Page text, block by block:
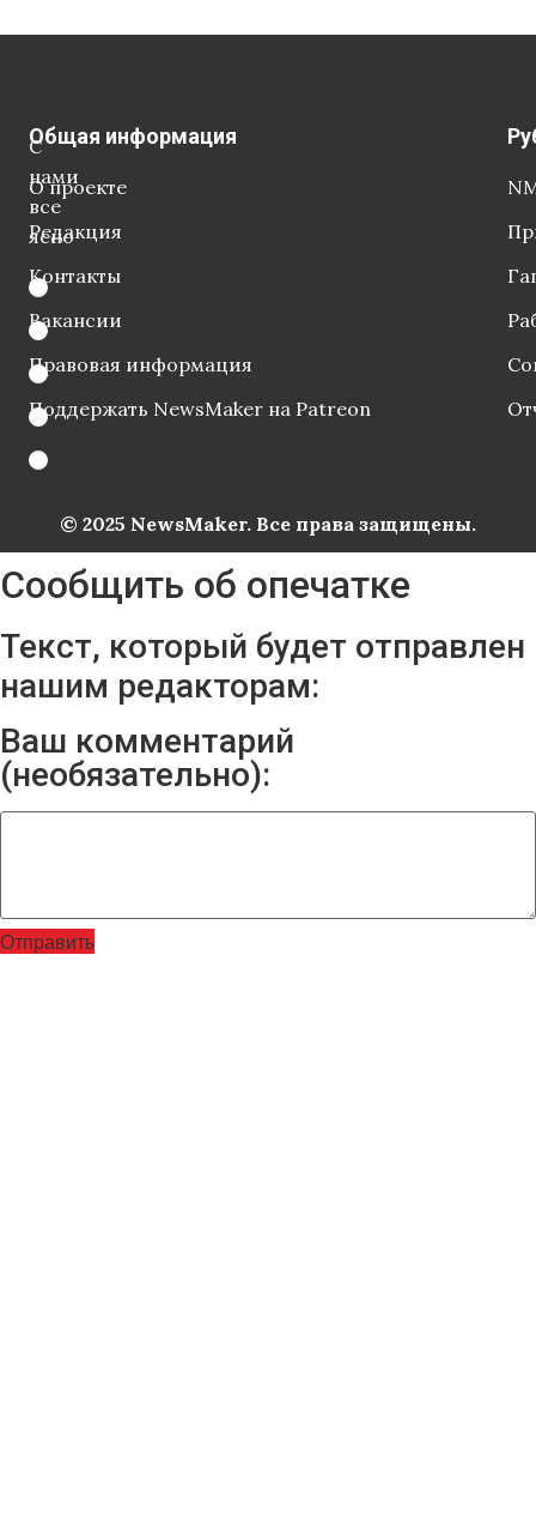
С
нами
все
ясно
Общая информация
О проекте
Редакция
Контакты
Вакансии
Правовая информация
Поддержать NewsMaker на Patreon
© 2025 NewsMaker. Все права защищены.
Сообщить об опечатке
Текст, который будет отправлен
нашим редакторам:
Ваш комментарий
(необязательно):
Отправить